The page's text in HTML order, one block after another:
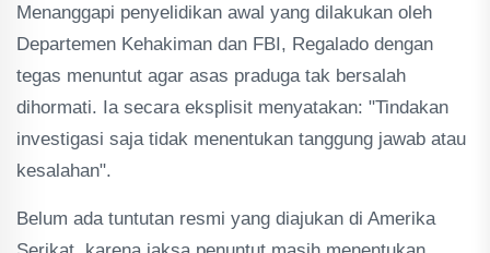
Menanggapi penyelidikan awal yang dilakukan oleh
Departemen Kehakiman dan FBI, Regalado dengan
tegas menuntut agar asas praduga tak bersalah
dihormati. Ia secara eksplisit menyatakan: "Tindakan
investigasi saja tidak menentukan tanggung jawab atau
kesalahan".
Belum ada tuntutan resmi yang diajukan di Amerika